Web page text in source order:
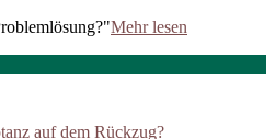
Mehr lesen